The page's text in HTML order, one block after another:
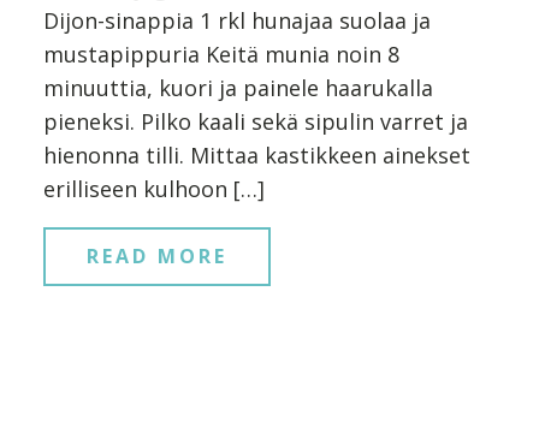
Dijon-sinappia 1 rkl hunajaa suolaa ja
mustapippuria Keitä munia noin 8
minuuttia, kuori ja painele haarukalla
pieneksi. Pilko kaali sekä sipulin varret ja
hienonna tilli. Mittaa kastikkeen ainekset
erilliseen kulhoon […]
READ MORE